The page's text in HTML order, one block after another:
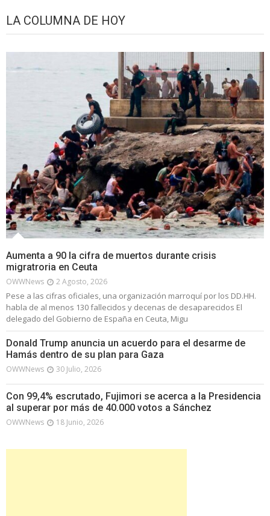
LA COLUMNA DE HOY
Aumenta a 90 la cifra de muertos durante crisis
migratroria en Ceuta
OWWNews 2 Agosto, 2026
Pese a las cifras oficiales, una organización marroquí por los DD.HH.
habla de al menos 130 fallecidos y decenas de desaparecidos El
delegado del Gobierno de España en Ceuta, Migu
Donald Trump anuncia un acuerdo para el desarme de
Hamás dentro de su plan para Gaza
OWWNews 30 Julio, 2026
Con 99,4% escrutado, Fujimori se acerca a la Presidencia
al superar por más de 40.000 votos a Sánchez
OWWNews 18 Junio, 2026